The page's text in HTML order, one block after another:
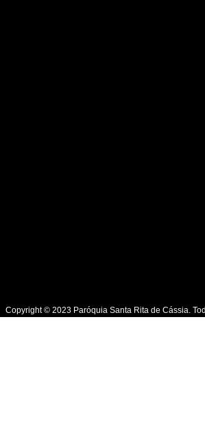
Copyright © 2023 Paróquia Santa Rita de Cássia.